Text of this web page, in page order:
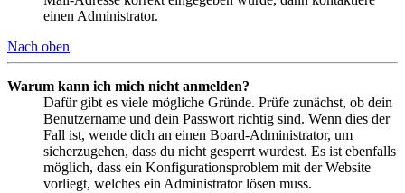
einen Administrator.
Nach oben
Warum kann ich mich nicht anmelden?
Dafür gibt es viele mögliche Gründe. Prüfe zunächst, ob dein
Benutzername und dein Passwort richtig sind. Wenn dies der
Fall ist, wende dich an einen Board-Administrator, um
sicherzugehen, dass du nicht gesperrt wurdest. Es ist ebenfalls
möglich, dass ein Konfigurationsproblem mit der Website
vorliegt, welches ein Administrator lösen muss.